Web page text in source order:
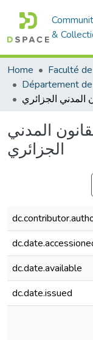
&
Home
Département
المدني
الجزائري
dc.date.available
dc.date.issued